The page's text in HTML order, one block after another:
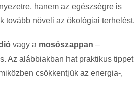
hanem az egészségre is
tovább növeli az ökológiai terhelést.
vagy a mosószappan –
Az alábbiakban hat praktikus tippet
csökkentjük az energia-,